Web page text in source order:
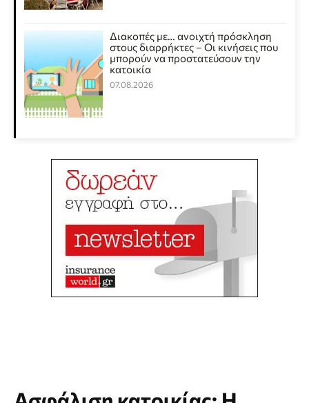
Διακοπές με… ανοιχτή πρόσκληση
στους διαρρήκτες – Οι κινήσεις που
μπορούν να προστατεύσουν την
κατοικία
07.08.2026